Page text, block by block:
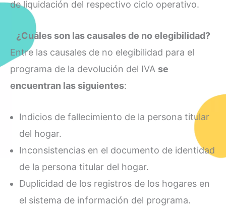
de liquidación del respectivo ciclo operativo.
¿Cuáles son las causales de no elegibilidad?
Entre las causales de no elegibilidad para el
programa de la devolución del IVA se
encuentran las siguientes:
Indicios de fallecimiento de la persona titular
del hogar.
Inconsistencias en el documento de identidad
de la persona titular del hogar.
Duplicidad de los registros de los hogares en
el sistema de información del programa.